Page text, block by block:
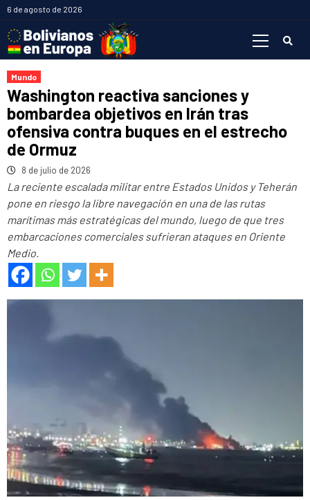
Saltar
contenido
6 de agosto de 2026
Mundo
Washington reactiva sanciones y
bombardea objetivos en Irán tras
ofensiva contra buques en el estrecho
de Ormuz
8 de julio de 2026
La reciente escalada militar entre Estados Unidos y Teherán
pone en riesgo la libre navegación en una de las rutas
marítimas más estratégicas del mundo, luego de que tres
embarcaciones comerciales sufrieran ataques en Oriente
Medio.